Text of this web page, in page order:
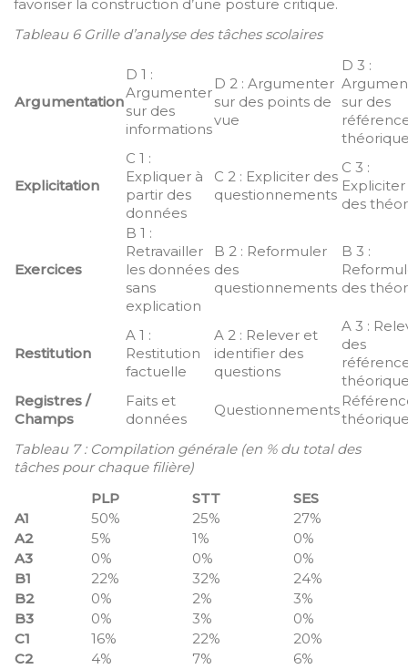
favoriser la construction d’une posture critique.
Tableau 6 Grille d’analyse des tâches scolaires
Argumentation
D 1 :
Argumenter
sur des
informations
D 2 : Argumenter
sur des points de
vue
D 3 :
sur des
Explicitation
C 1 :
Expliquer à
partir des
données
C 2 : Expliciter des
questionnements
C 3 :
Expliciter
des
Exercices
B 1 :
Retravailler
les données
sans
explication
B 2 : Reformuler
des
questionnements
B 3 :
des
Restitution
A 1 :
Restitution
factuelle
A 2 : Relever et
identifier des
questions
A 3 :
des
Registres /
Champs
Faits et
données
Questionnements
Tableau 7 : Compilation générale (en % du total des
tâches pour chaque filière)
PLP
STT
SES
A1
50% 25%
27%
A2
5% 1%
0%
A3
0% 0%
0%
B1
22% 32%
24%
B2
0% 2%
3%
B3
0% 3%
0%
C1
16% 22%
20%
C2
4% 7%
6%